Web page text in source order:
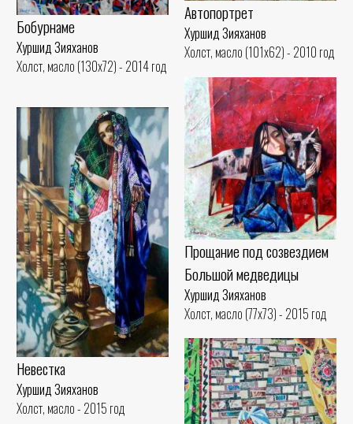
Автопортрет
Хуршид Зияханов
Холст, масло (101x62) - 2010 год
Бобурнаме
Хуршид Зияханов
Холст, масло (130x72) - 2014 год
Прощание под созвездием
Большой медведицы
Хуршид Зияханов
Холст, масло (77x73) - 2015 год
Невестка
Хуршид Зияханов
Холст, масло - 2015 год